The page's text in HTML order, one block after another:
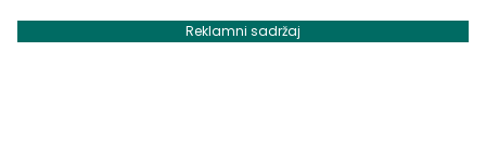
Reklamni sadržaj